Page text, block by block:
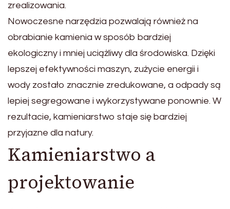
zrealizowania.
Nowoczesne narzędzia pozwalają również na
obrabianie kamienia w sposób bardziej
ekologiczny i mniej uciążliwy dla środowiska. Dzięki
lepszej efektywności maszyn, zużycie energii i
wody zostało znacznie zredukowane, a odpady są
lepiej segregowane i wykorzystywane ponownie. W
rezultacie, kamieniarstwo staje się bardziej
przyjazne dla natury.
Kamieniarstwo a
projektowanie